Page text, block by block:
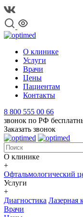
О клинике
Услуги
Врачи
Цены
Пациентам
Контакты
8 800 555 00 66
звонок по РФ
Заказать звонок
О клинике
+
Офтальмологический
Услуги
+
Диагностика Лазерная
Врачи